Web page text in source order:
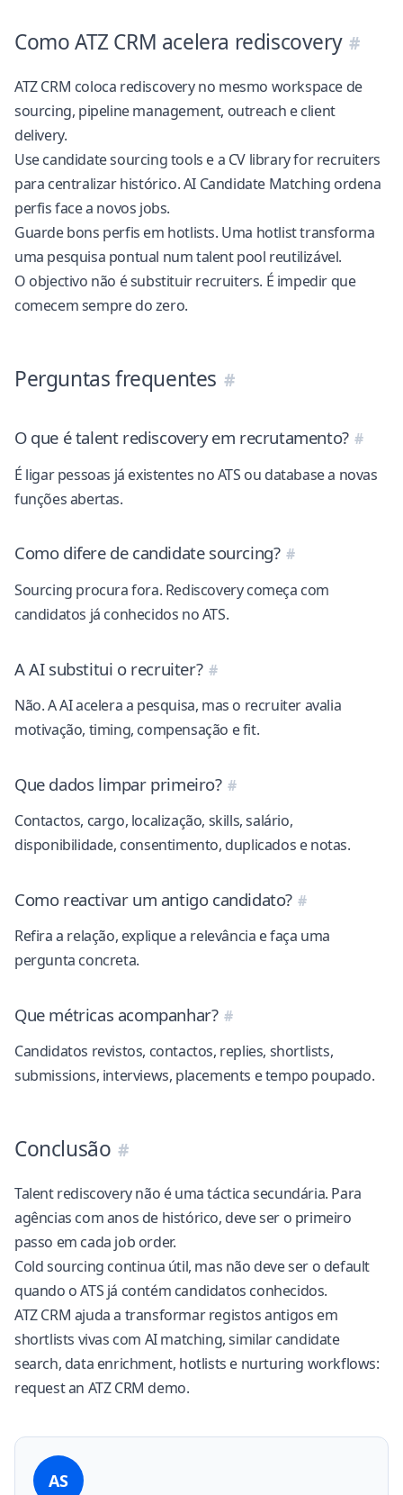
Como ATZ CRM acelera rediscovery
ATZ CRM coloca rediscovery no mesmo workspace de
sourcing, pipeline management, outreach e client
delivery.
Usecandidate sourcing tools e a CV library for recruiters
para centralizar histórico. AI Candidate Matching ordena
perfis face a novos jobs.
Guarde bons perfis em hotlists. Uma hotlist transforma
uma pesquisa pontual num talent pool reutilizável.
O objectivo não é substituir recruiters. É impedir que
comecem sempre do zero.
Perguntas frequentes
O que é talent rediscovery em recrutamento?
É ligar pessoas já existentes no ATS ou database a novas
funções abertas.
Como difere de candidate sourcing?
Sourcing procura fora. Rediscovery começa com
candidatos já conhecidos no ATS.
A AI substitui o recruiter?
Não. A AI acelera a pesquisa, mas o recruiter avalia
motivação, timing, compensação e fit.
Que dados limpar primeiro?
Contactos, cargo, localização, skills, salário,
disponibilidade, consentimento, duplicados e notas.
Como reactivar um antigo candidato?
Refira a relação, explique a relevância e faça uma
pergunta concreta.
Que métricas acompanhar?
Candidatos revistos, contactos, replies, shortlists,
submissions, interviews, placements e tempo poupado.
Conclusão
Talent rediscovery não é uma táctica secundária. Para
agências com anos de histórico, deve ser o primeiro
passo em cada job order.
Cold sourcing continua útil, mas não deve ser o default
quando o ATS já contém candidatos conhecidos.
ATZ CRM ajuda a transformar registos antigos em
shortlists vivas com AI matching, similar candidate
search, data enrichment, hotlists e nurturing workflows:
request an ATZ CRM demo.
AS